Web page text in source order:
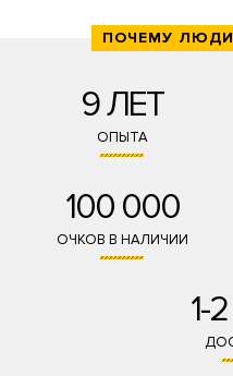
ПОЧЕМУ
9 ЛЕТ
ОПЫТА
100 000
ОЧКОВ В НАЛИЧИИ
1-